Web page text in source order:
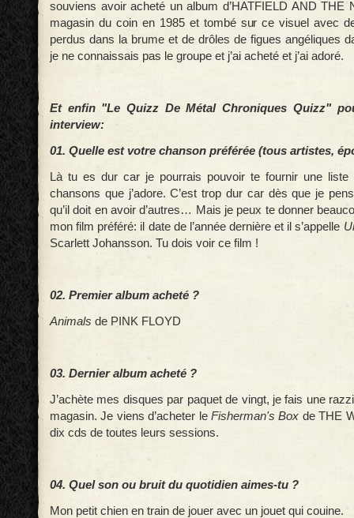
souviens avoir acheté un album d’HATFIELD AND THE
magasin du coin en 1985 et tombé sur ce visuel avec
perdus dans la brume et de drôles de figues angéliques
je ne connaissais pas le groupe et j’ai acheté et j’ai adoré.
Et enfin "Le Quizz De Métal Chroniques Quizz"
interview:
01. Quelle est votre chanson préférée (tous artistes,
Là tu es dur car je pourrais pouvoir te fournir une liste
chansons que j’adore. C’est trop dur car dès que je
qu’il doit en avoir d’autres… Mais je peux te donner
mon film préféré: il date de l’année dernière et il s’appelle
Scarlett Johansson. Tu dois voir ce film !
02. Premier album acheté ?
Animals de PINK FLOYD
03. Dernier album acheté ?
J’achète mes disques par paquet de vingt, je fais une
magasin. Je viens d’acheter le Fisherman's Box de THE
dix cds de toutes leurs sessions.
04. Quel son ou bruit du quotidien aimes-tu ?
Mon petit chien en train de jouer avec un jouet qui couine.